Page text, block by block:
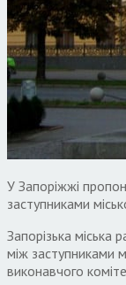
У Запоріжжі
заступниками
Запорізька міська
між заступниками
виконавчого